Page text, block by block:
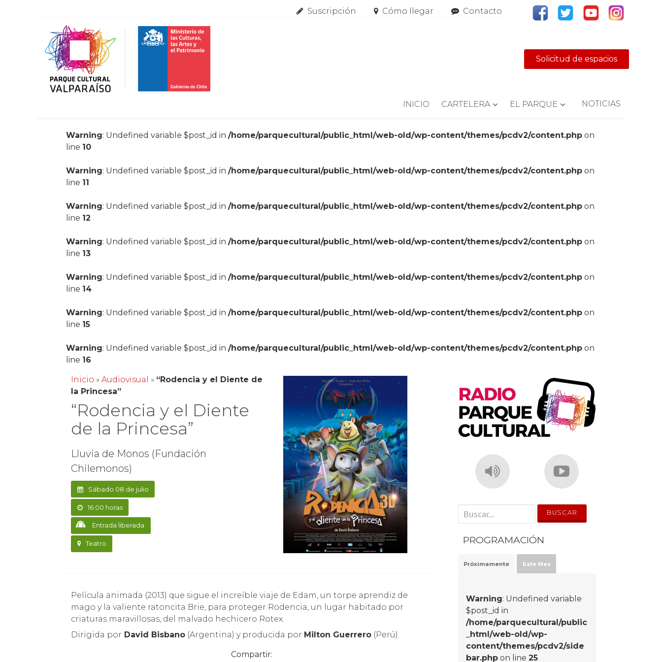
Suscripción Cómo llegar Contacto
Solicitud de espacios
INICIO CARTELERA EL PARQUE NOTICIAS
Warning: Undefined variable $post_id in/home/parquecultural/public_html/web-old/wp-content/themes/pcdv2/content.php on
line 10
Warning: Undefined variable $post_id in/home/parquecultural/public_html/web-old/wp-content/themes/pcdv2/content.php on
line 11
Warning: Undefined variable $post_id in/home/parquecultural/public_html/web-old/wp-content/themes/pcdv2/content.php on
line 12
Warning: Undefined variable $post_id in/home/parquecultural/public_html/web-old/wp-content/themes/pcdv2/content.php on
line 13
Warning: Undefined variable $post_id in/home/parquecultural/public_html/web-old/wp-content/themes/pcdv2/content.php on
line 14
Warning: Undefined variable $post_id in/home/parquecultural/public_html/web-old/wp-content/themes/pcdv2/content.php on
line 15
Warning: Undefined variable $post_id in/home/parquecultural/public_html/web-old/wp-content/themes/pcdv2/content.php on
line 16
Inicio »Audiovisual » “Rodencia y el Diente de
la Princesa”
“Rodencia y el Diente
de la Princesa”
Lluvia de Monos (Fundación
Chilemonos)
Sábado 08 de julio
16:00 horas
Entrada liberada
Teatro
Película animada (2013) que sigue el increíble viaje de Edam, un torpe aprendiz de
mago y la valiente ratoncita Brie, para proteger Rodencia, un lugar habitado por
criaturas maravillosas, del malvado hechicero Rotex.
Dirigida por David Bisbano (Argentina) y producida por Milton Guerrero (Perú).
Compartir:
' . __('Search for:') . '
PROGRAMACIÓN
Próximamente Este Mes
Warning: Undefined variable
$post_id in
/home/parquecultural/public
_html/web-old/wp-
content/themes/pcdv2/side
bar.php on line25